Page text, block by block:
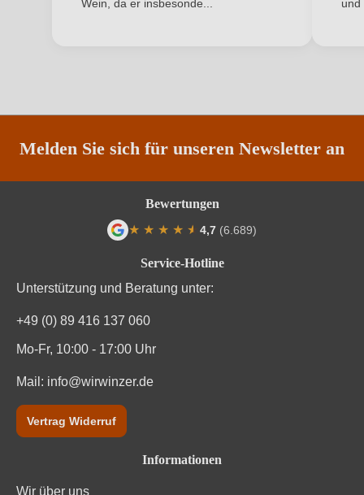
0,75 L
Wein, da er insbesonde...
und
Melden Sie sich für unseren Newsletter an
Service-Hotline
Unterstützung und Beratung unter:
+49 (0) 89 416 137 060
Mo-Fr, 10:00 - 17:00 Uhr
Mail: info@wirwinzer.de
Vertrag Widerruf
Informationen
Wir über uns
Bewertungen
★ ★ ★ ★ ★
★ 4,7 (6.689)